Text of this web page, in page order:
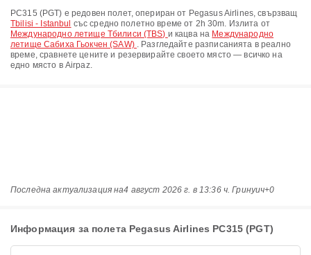
PC315 (PGT) е редовен полет, опериран от Pegasus Airlines, свързващ
Tbilisi - Istanbul със средно полетно време от 2h 30m. Излита от
Международно летище Тбилиси (TBS) и кацва на Международно
летище Сабиха Гьокчен (SAW) . Разгледайте разписанията в реално
време, сравнете цените и резервирайте своето място — всичко на
едно място в Airpaz.
Последна актуализация на4 август 2026 г. в 13:36 ч. Гринуич+0
Информация за полета Pegasus Airlines PC315 (PGT)